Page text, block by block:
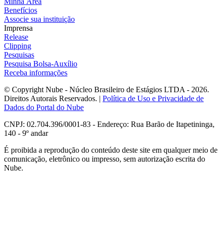
Benefícios
Associe sua instituição
Imprensa
Release
Clipping
Pesquisas
Pesquisa Bolsa-Auxílio
Receba informações
© Copyright Nube - Núcleo Brasileiro de Estágios LTDA - 2026.
Direitos Autorais Reservados. | Política de Uso e Privacidade de
Dados do Portal do Nube
CNPJ: 02.704.396/0001-83 - Endereço: Rua Barão de Itapetininga,
140 - 9º andar
É proibida a reprodução do conteúdo deste site em qualquer meio de
comunicação, eletrônico ou impresso, sem autorização escrita do
Nube.